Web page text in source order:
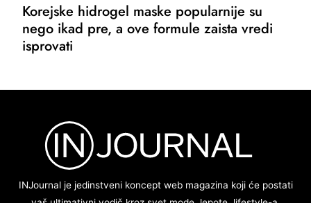
Korejske hidrogel maske popularnije su
nego ikad pre, a ove formule zaista vredi
isprovati
INJournal je jedinstveni koncept web magazina koji će postati